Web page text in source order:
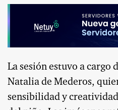
La sesión estuvo a cargo
Natalia de Mederos,
sensibilidad y